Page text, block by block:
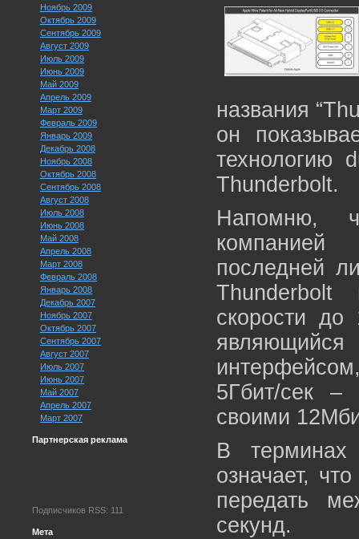
Ноябрь 2009
Октябрь 2009
Сентябрь 2009
Август 2009
Июль 2009
Июнь 2009
Май 2009
Апрель 2009
Март 2009
Февраль 2009
Январь 2009
Декабрь 2008
Ноябрь 2008
Октябрь 2008
Сентябрь 2008
Август 2008
Июль 2008
Июнь 2008
Май 2008
Апрель 2008
Март 2008
Февраль 2008
Январь 2008
Декабрь 2007
Ноябрь 2007
Октябрь 2007
Сентябрь 2007
Август 2007
Июль 2007
Июнь 2007
Май 2007
Апрель 2007
Март 2007
Партнерская реклама
Подписчиков RSS: 111
Мета
названия
он
технологию
Thunderbolt.
Напомню,
последней
Thunderbolt
скорости
5Гбит/сек
своими
В терминах
означает,
передать
секунд.